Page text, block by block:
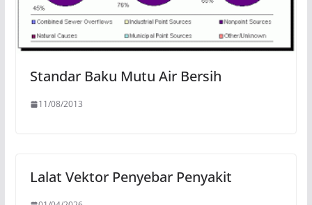
Standar Baku Mutu Air Bersih
11/08/2013
Lalat Vektor Penyebar Penyakit